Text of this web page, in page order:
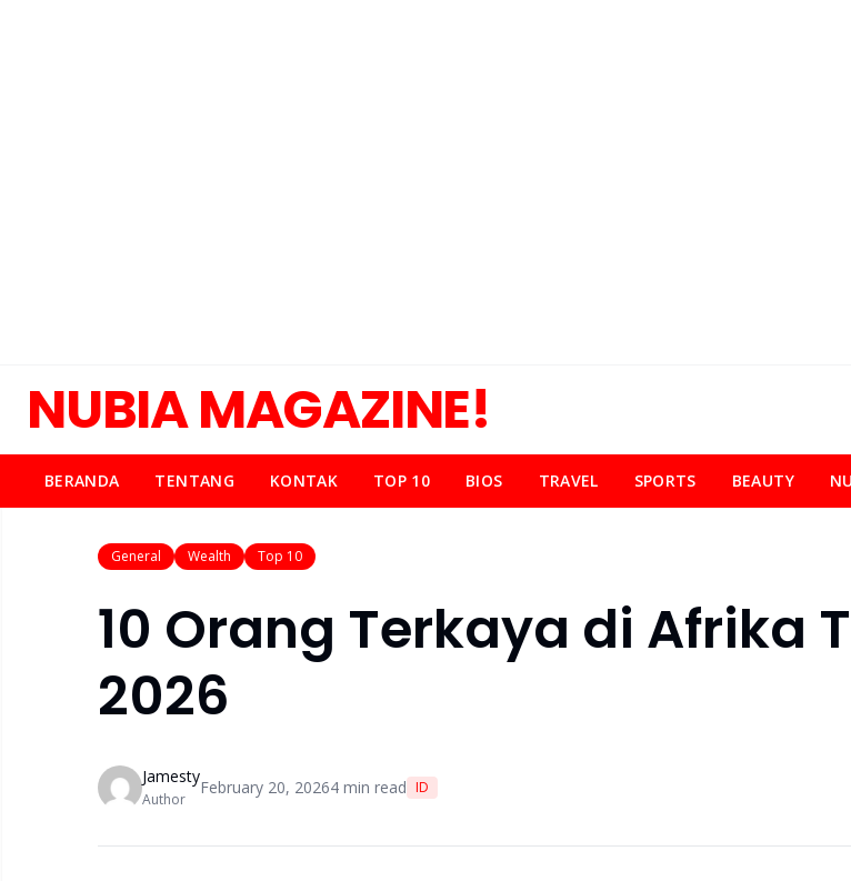
NUBIA MAGAZINE!
BERANDA TENTANG KONTAK TOP 10 BIOS TRAVEL SPORTS BEAUTY
General Wealth Top 10
10 Orang Terkaya di Afrika
2026
Jamesty
Author
February 20, 20264 min read ID